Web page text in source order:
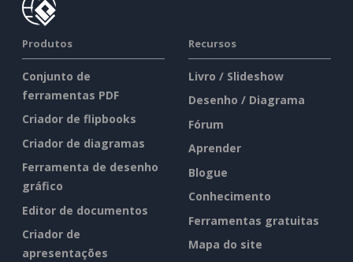
Produtos
Conjunto de
ferramentas PDF
Criador de flipbooks
Criador de diagramas
Ferramenta de desenho
gráfico
Editor de documentos
Criador de
apresentações
Recursos
Livro / Slideshow
Desenho / Diagrama
Fórum
Aprender
Blogue
Conhecimento
Ferramentas gratuitas
Mapa do site